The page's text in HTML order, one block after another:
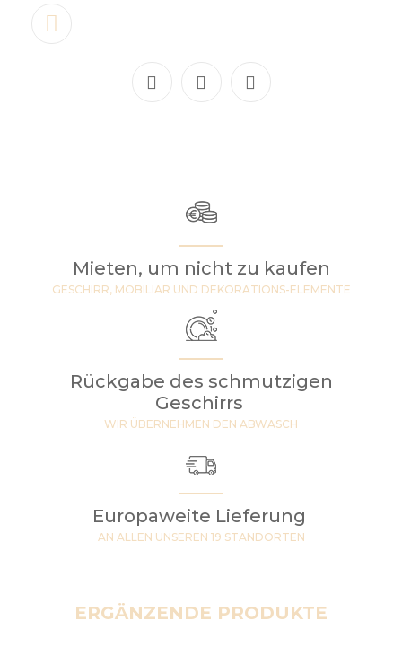
Mieten, um nicht zu kaufen
GESCHIRR, MOBILIAR UND DEKORATIONS-ELEMENTE
Rückgabe des schmutzigen
Geschirrs
WIR ÜBERNEHMEN DEN ABWASCH
Europaweite Lieferung
AN ALLEN UNSEREN 19 STANDORTEN
ERGÄNZENDE PRODUKTE